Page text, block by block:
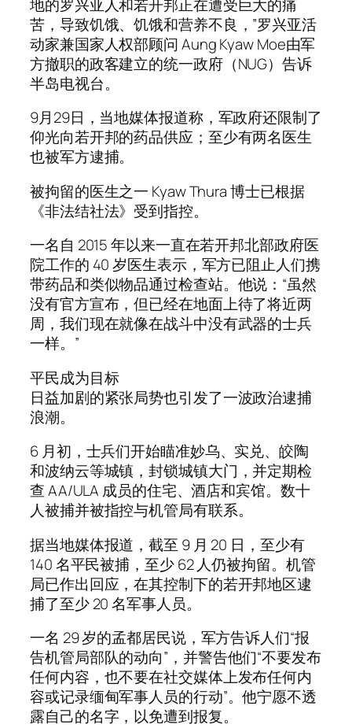
地的罗兴亚人和若开邦正在遭受巨大的痛
苦，导致饥饿、饥饿和营养不良，”罗兴亚活
动家兼国家人权部顾问 Aung Kyaw Moe由军
方撤职的政客建立的统一政府（NUG）告诉
半岛电视台。
9月29日，当地媒体报道称，军政府还限制了
仰光向若开邦的药品供应；至少有两名医生
也被军方逮捕。
被拘留的医生之一 Kyaw Thura 博士已根据
《非法结社法》受到指控。
一名自 2015 年以来一直在若开邦北部政府医
院工作的 40 岁医生表示，军方已阻止人们携
带药品和类似物品通过检查站。他说：“虽然
没有官方宣布，但已经在地面上待了将近两
周，我们现在就像在战斗中没有武器的士兵
一样。”
平民成为目标
日益加剧的紧张局势也引发了一波政治逮捕
浪潮。
6 月初，士兵们开始瞄准妙乌、实兑、皎陶
和波纳云等城镇，封锁城镇大门，并定期检
查 AA/ULA 成员的住宅、酒店和宾馆。数十
人被捕并被指控与机管局有联系。
据当地媒体报道，截至 9 月 20 日，至少有
140 名平民被捕，至少 62 人仍被拘留。机管
局已作出回应，在其控制下的若开邦地区逮
捕了至少 20 名军事人员。
一名 29 岁的孟都居民说，军方告诉人们“报
告机管局部队的动向”，并警告他们“不要发布
任何内容，也不要在社交媒体上发布任何内
容或记录缅甸军事人员的行动”。他宁愿不透
露自己的名字，以免遭到报复。